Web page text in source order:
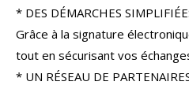
* DES DÉMARCHES
Grâce à la signature
tout en sécurisant vos
* UN RÉSEAU DE